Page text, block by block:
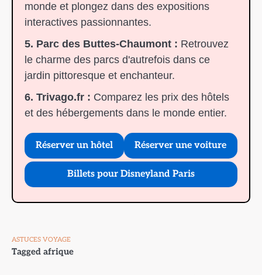
monde et plongez dans des expositions
interactives passionnantes.
5. Parc des Buttes-Chaumont : Retrouvez
le charme des parcs d'autrefois dans ce
jardin pittoresque et enchanteur.
6. Trivago.fr : Comparez les prix des hôtels
et des hébergements dans le monde entier.
Réserver un hôtel Réserver une voiture
Billets pour Disneyland Paris
ASTUCES VOYAGE
Tagged afrique